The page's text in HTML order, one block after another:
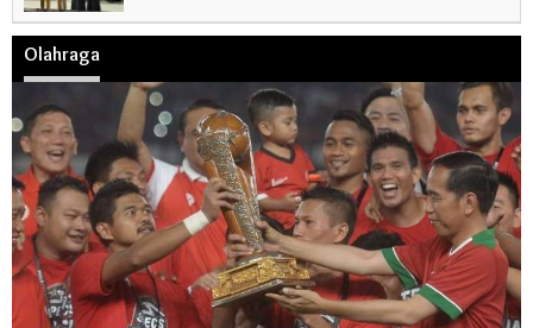
Olahraga